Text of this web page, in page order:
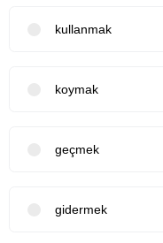
kullanmak
koymak
geçmek
gidermek